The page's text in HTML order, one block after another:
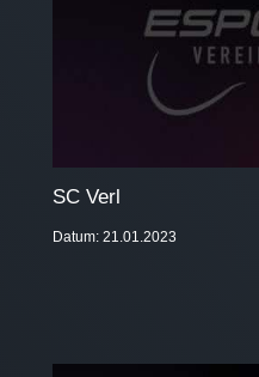
SC Verl
Datum: 21.01.2023